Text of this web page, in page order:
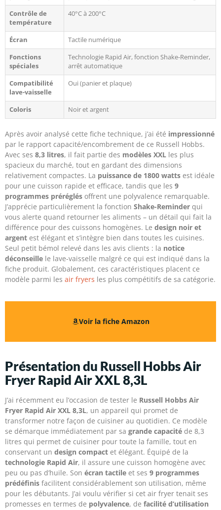
Contrôle de
température
40°C à 200°C
Écran Tactile numérique
Fonctions
spéciales
Technologie Rapid Air, fonction Shake-Reminder,
arrêt automatique
Compatibilité
lave-vaisselle
Oui (panier et plaque)
Coloris Noir et argent
Après avoir analysé cette fiche technique, j’ai été impressionné
par le rapport capacité/encombrement de ce Russell Hobbs.
Avec ses 8,3 litres, il fait partie des modèles XXL les plus
spacieux du marché, tout en gardant des dimensions
relativement compactes. La puissance de 1800 watts est idéale
pour une cuisson rapide et efficace, tandis que les 9
programmes préréglés offrent une polyvalence remarquable.
J’apprécie particulièrement la fonction Shake-Reminder qui
vous alerte quand retourner les aliments – un détail qui fait la
différence pour des cuissons homogènes. Le design noir et
argent est élégant et s’intègre bien dans toutes les cuisines.
Seul petit bémol relevé dans les avis clients : la notice
déconseille le lave-vaisselle malgré ce qui est indiqué dans la
fiche produit. Globalement, ces caractéristiques placent ce
modèle parmi les air fryers les plus compétitifs de sa catégorie.
Voir la fiche Amazon
Présentation du Russell Hobbs Air
Fryer Rapid Air XXL 8,3L
J’ai récemment eu l’occasion de tester le Russell Hobbs Air
Fryer Rapid Air XXL 8,3L, un appareil qui promet de
transformer notre façon de cuisiner au quotidien. Ce modèle
se démarque immédiatement par sa grande capacité de 8,3
litres qui permet de cuisiner pour toute la famille, tout en
conservant un design compact et élégant. Équipé de la
technologie Rapid Air, il assure une cuisson homogène avec
peu ou pas d’huile. Son écran tactile et ses 9 programmes
prédéfinis facilitent considérablement son utilisation, même
pour les débutants. J’ai voulu vérifier si cet air fryer tenait ses
promesses en termes de polyvalence, de facilité d’utilisation